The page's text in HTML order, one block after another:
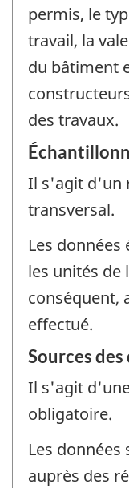
permis, le
travail, la
du bâtiment
des travaux.
Il s'agit d'un
transversal.
Les
les unités de
conséquent,
effectué.
Sources
Il s'agit
obligatoire.
Les
auprès des